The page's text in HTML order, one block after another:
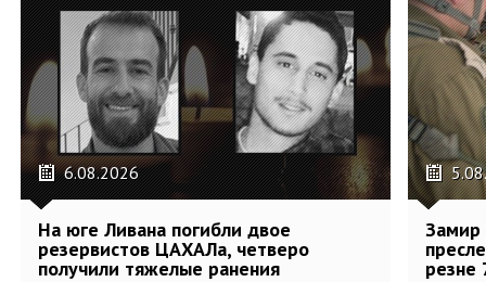
6.08.2026
На юге Ливана погибли двое
резервистов ЦАХАЛа, четверо
получили тяжелые ранения
Замир
резне